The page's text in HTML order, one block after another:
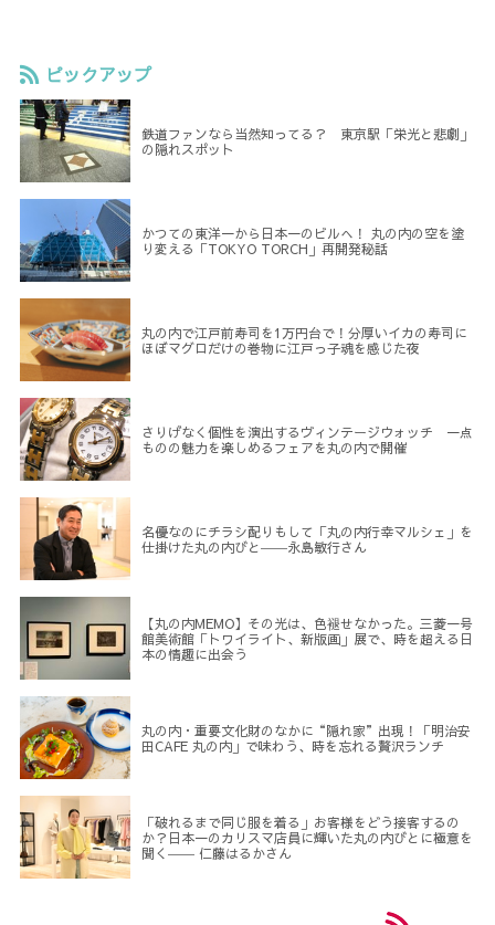
ピックアップ
鉄道ファンなら当然知ってる？ 東京駅「栄光と悲劇」
の隠れスポット
かつての東洋一から日本一のビルへ！ 丸の内の空を塗
り変える「TOKYO TORCH」再開発秘話
丸の内で江戸前寿司を1万円台で！分厚いイカの寿司に
ほぼマグロだけの巻物に江戸っ子魂を感じた夜
さりげなく個性を演出するヴィンテージウォッチ 一点
ものの魅力を楽しめるフェアを丸の内で開催
名優なのにチラシ配りもして「丸の内行幸マルシェ」を
仕掛けた丸の内びと――永島敏行さん
【丸の内MEMO】その光は、色褪せなかった。三菱一号
館美術館「トワイライト、新版画」展で、時を超える日
本の情趣に出会う
丸の内・重要文化財のなかに“隠れ家”出現！「明治安
田CAFE 丸の内」で味わう、時を忘れる贅沢ランチ
「破れるまで同じ服を着る」お客様をどう接客するの
か？日本一のカリスマ店員に輝いた丸の内びとに極意を
聞く―― 仁藤はるかさん